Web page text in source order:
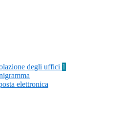
degli uffici 1
elettronica